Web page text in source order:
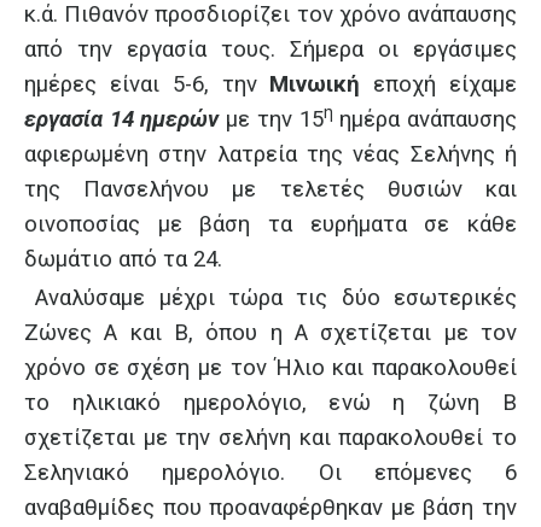
κ.ά. Πιθανόν προσδιορίζει τον χρόνο ανάπαυσης
από την εργασία τους. Σήμερα οι εργάσιμες
ημέρες είναι 5-6, την Μινωική εποχή είχαμε
εργασία 14 ημερώνμε την 15η ημέρα ανάπαυσης
αφιερωμένη στην λατρεία της νέας Σελήνης ή
της Πανσελήνου με τελετές θυσιών και
οινοποσίας με βάση τα ευρήματα σε κάθε
δωμάτιο από τα 24.
Αναλύσαμε μέχρι τώρα τις δύο εσωτερικές
Ζώνες Α και Β, όπου η Α σχετίζεται με τον
χρόνο σε σχέση με τον Ήλιο και παρακολουθεί
το ηλικιακό ημερολόγιο, ενώ η ζώνη Β
σχετίζεται με την σελήνη και παρακολουθεί το
Σεληνιακό ημερολόγιο. Οι επόμενες 6
αναβαθμίδες που προαναφέρθηκαν με βάση την